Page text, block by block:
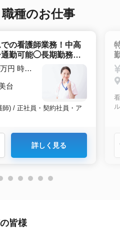
種のお仕事
の看護師業務！中高
勤可能◯長期勤務可
円 時給
台
) / 正社員・契約社員・ア
詳しく見る
皆様